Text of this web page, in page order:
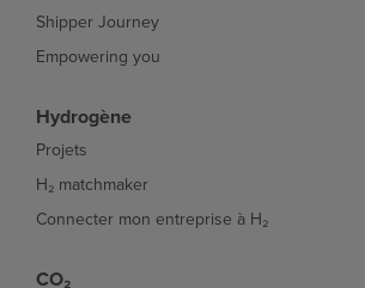
Shipper Journey
Empowering you
Hydrogène
Projets
H₂ matchmaker
Connecter mon entreprise à H₂
CO₂